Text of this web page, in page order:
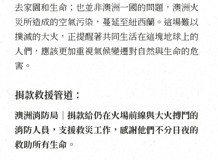
去家園和生命；也並非澳洲一國的問題，澳洲火
災所造成的空氣污染，蔓延至紐西蘭。這場難以
撲滅的大火，正提醒著共同生活在這塊地球上的
人們，應該更加重視氣候變遷對自然與生命的危
害。
捐款救援管道：
澳洲消防局｜捐款給仍在火場前線與大火搏鬥的
消防人員，支援救災工作，感謝他們不分日夜的
救助所有生命。